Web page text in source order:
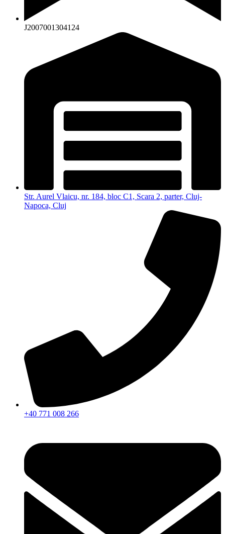
J2007001304124
Str. Aurel Vlaicu, nr. 184, bloc C1, Scara 2, parter, Cluj-
Napoca, Cluj
+40 771 008 266